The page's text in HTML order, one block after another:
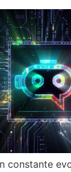
constante